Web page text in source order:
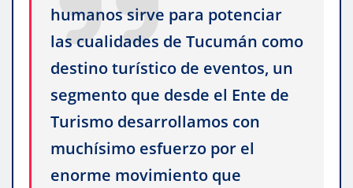
humanos sirve para potenciar
las cualidades de Tucumán como
destino turístico de eventos, un
segmento que desde el Ente de
Turismo desarrollamos con
muchísimo esfuerzo por el
enorme movimiento que